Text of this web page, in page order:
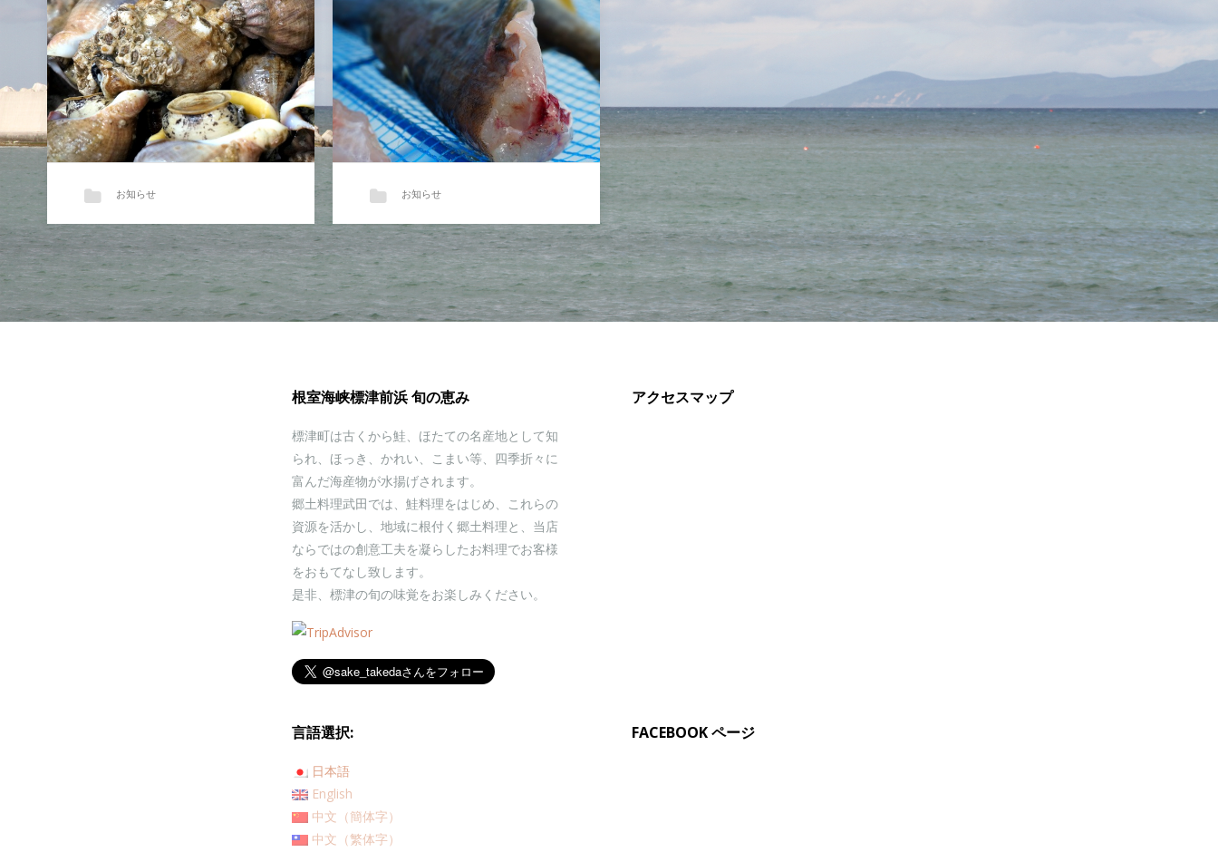
【磯つぶ入荷！ 自家製こま
い一夜干し完成！】
お知らせ
人気急上昇!? コマイのご紹介
お知らせ
根室海峡標津前浜 旬の恵み
標津町は古くから鮭、ほたての名産地として知
られ、ほっき、かれい、こまい等、四季折々に
富んだ海産物が水揚げされます。
郷土料理武田では、鮭料理をはじめ、これらの
資源を活かし、地域に根付く郷土料理と、当店
ならではの創意工夫を凝らしたお料理でお客様
をおもてなし致します。
是非、標津の旬の味覚をお楽しみください。
アクセスマップ
言語選択:
日本語
English
中文（簡体字）
中文（繁体字）
FACEBOOK ページ